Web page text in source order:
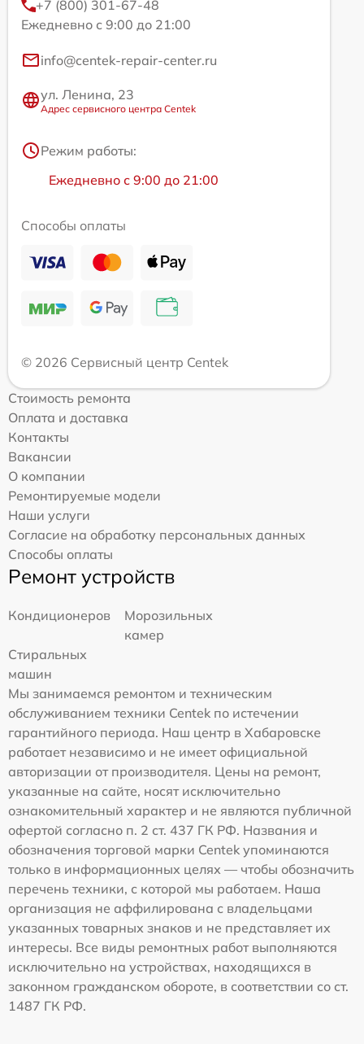
+7 (800) 301-67-48
Ежедневно с 9:00 до 21:00
info@centek-repair-center.ru
ул. Ленина, 23
Адрес сервисного центра Centek
Режим работы:
Ежедневно с 9:00 до 21:00
Способы оплаты
© 2026 Сервисный центр Centek
Стоимость ремонта
Оплата и доставка
Контакты
Вакансии
О компании
Ремонтируемые модели
Наши услуги
Согласие на обработку персональных данных
Способы оплаты
Ремонт устройств
Кондиционеров
Морозильных
камер
Стиральных
машин
Мы занимаемся ремонтом и техническим
обслуживанием техники Centek по истечении
гарантийного периода. Наш центр в Хабаровске
работает независимо и не имеет официальной
авторизации от производителя. Цены на ремонт,
указанные на сайте, носят исключительно
ознакомительный характер и не являются публичной
офертой согласно п. 2 ст. 437 ГК РФ. Названия и
обозначения торговой марки Centek упоминаются
только в информационных целях — чтобы обозначить
перечень техники, с которой мы работаем. Наша
организация не аффилирована с владельцами
указанных товарных знаков и не представляет их
интересы. Все виды ремонтных работ выполняются
исключительно на устройствах, находящихся в
законном гражданском обороте, в соответствии со ст.
1487 ГК РФ.